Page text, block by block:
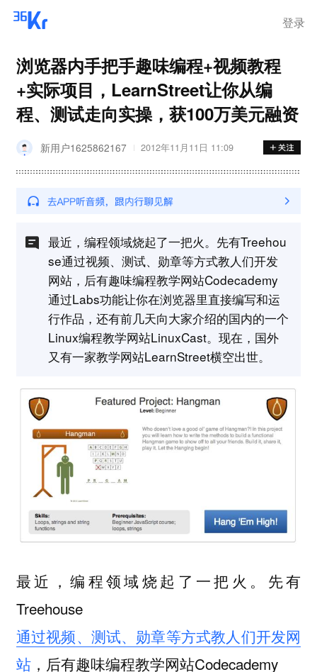
登录
浏览器内手把手趣味编程+视频教程
+实际项目，LearnStreet让你从编
程、测试走向实操，获100万美元融资
新用户1625862167 2012年11月11日 11:09
最近，编程领域烧起了一把火。先有Treehou
se通过视频、测试、勋章等方式教人们开发
网站，后有趣味编程教学网站Codecademy
通过Labs功能让你在浏览器里直接编写和运
行作品，还有前几天向大家介绍的国内的一个
Linux编程教学网站LinuxCast。现在，国外
又有一家教学网站LearnStreet横空出世。
最近，编程领域烧起了一把火。先有
Treehouse
通过视频、测试、勋章等方式教人们开发网
站，后有趣味编程教学网站Codecademy